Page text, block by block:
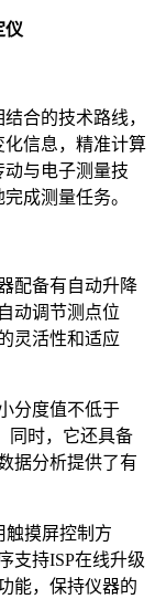
仪
合的技术路线，
信息，精准计算
与电子测量技
成测量任务。
配备有自动升降
动调节测点位
灵活性和适应
分度值不低于
同时，它还具备
据分析提供了有
触摸屏控制方
支持ISP在线升级
能，保持仪器的